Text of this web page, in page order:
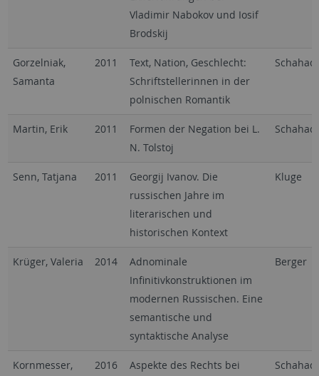
Vladimir Nabokov und Iosif
Brodskij
Gorzelniak,
Samanta
2011
Text, Nation, Geschlecht:
Schriftstellerinnen in der
polnischen Romantik
Martin, Erik 2011
Formen der Negation bei L.
N. Tolstoj
Senn, Tatjana 2011
Georgij Ivanov. Die
russischen Jahre im
literarischen und
historischen Kontext
Kluge
Krüger, Valeria 2014
Adnominale
Infinitivkonstruktionen im
modernen Russischen. Eine
semantische und
syntaktische Analyse
Berger
Kornmesser,
2016
Aspekte des Rechts bei